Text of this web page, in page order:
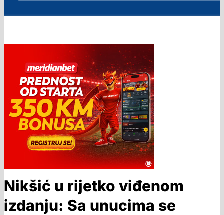
Nikšić u rijetko viđenom
izdanju: Sa unucima se